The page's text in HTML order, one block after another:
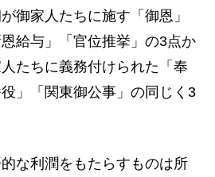
御家人たちに施す「御恩」
給与」「官位推挙」の3点か
たちに義務付けられた「奉
」「関東御公事」の同じく3
な利潤をもたらすものは所